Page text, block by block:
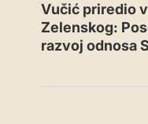
Vučić priredio
Zelenskog:
razvoj odnosa